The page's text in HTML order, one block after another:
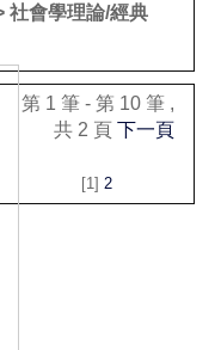
社會學理論/經典
第 1 筆 - 第 10 筆 ,
共 2 頁下一頁
[1] 2